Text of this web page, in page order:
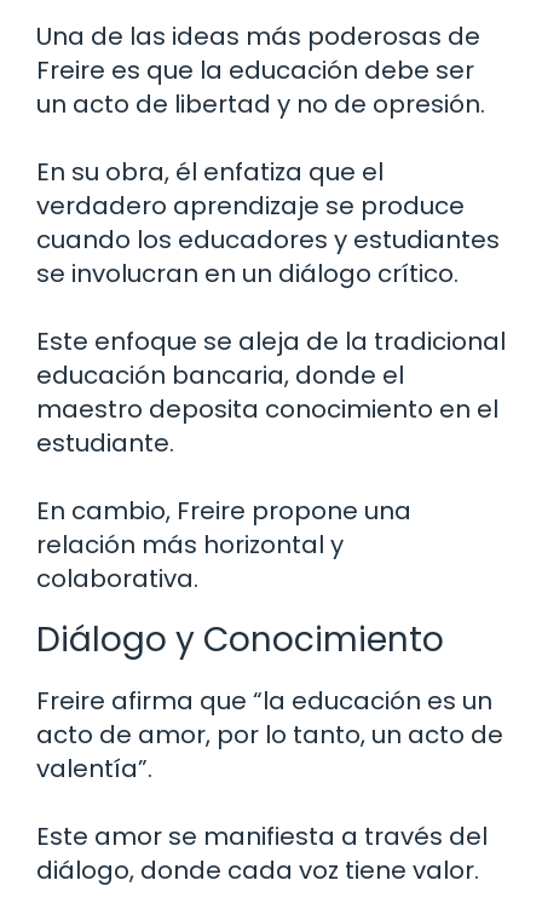
Una de las ideas más poderosas de
Freire es que la educación debe ser
un acto de libertad y no de opresión.
En su obra, él enfatiza que el
verdadero aprendizaje se produce
cuando los educadores y estudiantes
se involucran en un diálogo crítico.
Este enfoque se aleja de la tradicional
educación bancaria, donde el
maestro deposita conocimiento en el
estudiante.
En cambio, Freire propone una
relación más horizontal y
colaborativa.
Diálogo y Conocimiento
Freire afirma que “la educación es un
acto de amor, por lo tanto, un acto de
valentía”.
Este amor se manifiesta a través del
diálogo, donde cada voz tiene valor.